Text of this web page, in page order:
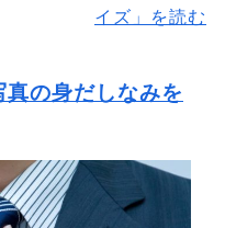
イズ」を読む
の身だしなみを